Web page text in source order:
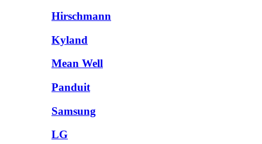
Hirschmann
Kyland
Mean Well
Panduit
Samsung
LG